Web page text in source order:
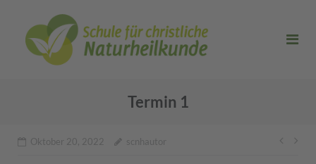
Termin 1
Oktober 20, 2022 scnhautor